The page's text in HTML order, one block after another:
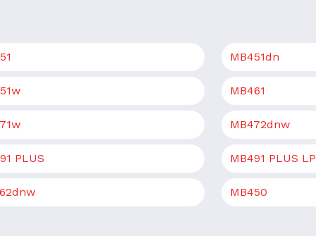
MB451dn
MB461
MB472dnw
PLUS MB491 PLUS LP
MB450